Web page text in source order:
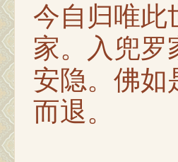
今自归唯此
家。入兜罗
安隐。佛如
而退。